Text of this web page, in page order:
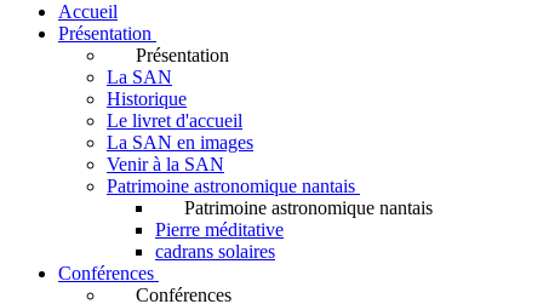
Accueil
Présentation
Présentation
La SAN
Historique
Le livret d'accueil
La SAN en images
Venir à la SAN
Patrimoine astronomique nantais
Patrimoine astronomique nantais
Pierre méditative
cadrans solaires
Conférences
Conférences